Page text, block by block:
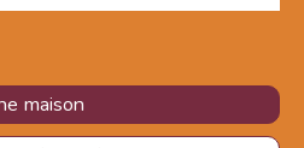
maison